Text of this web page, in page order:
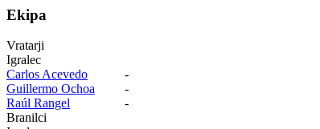
Ekipa
Vratarji
Igralec
Carlos Acevedo
-
Guillermo Ochoa
-
Raúl Rangel
-
Branilci